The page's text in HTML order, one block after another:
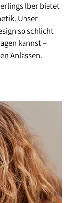
bietet
Unser
so schlicht
kannst –
Anlässen.